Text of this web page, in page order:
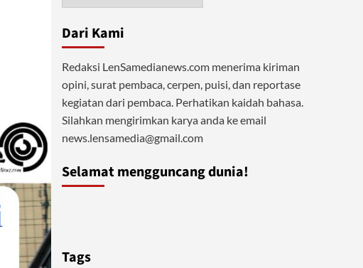
Dari Kami
Redaksi LenSamedianews.com menerima kiriman
opini, surat pembaca, cerpen, puisi, dan reportase
kegiatan dari pembaca. Perhatikan kaidah bahasa.
Silahkan mengirimkan karya anda ke email
news.lensamedia@gmail.com
Selamat mengguncang dunia!
Tags